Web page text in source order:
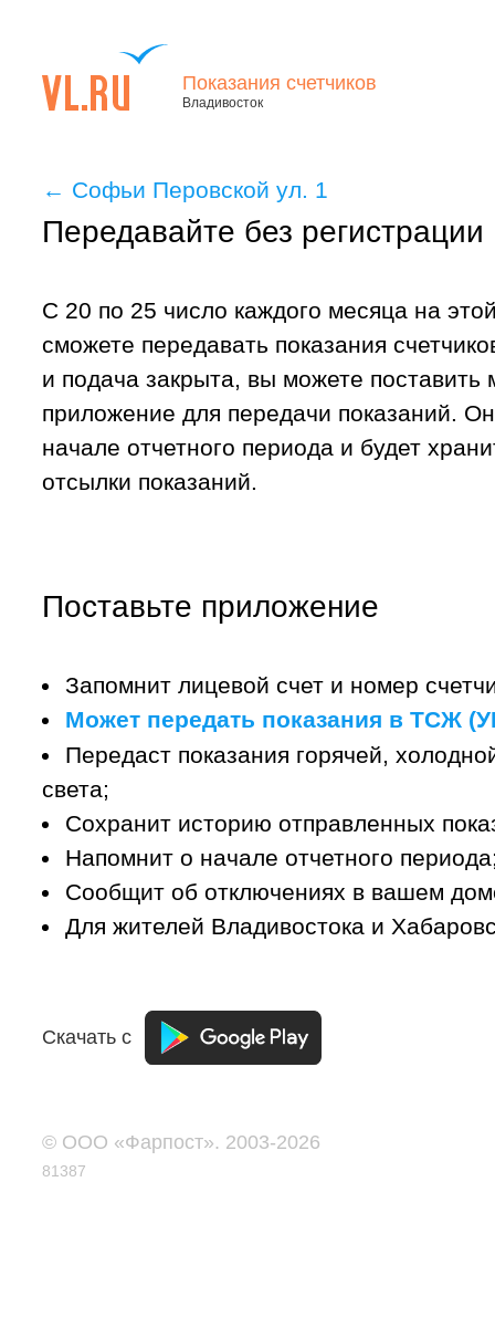
Показания счетчиков
Владивосток
← Софьи Перовской ул. 1
Передавайте без регистрации
С 20 по 25 число каждого месяца на
сможете передавать показания
и подача закрыта, вы можете поставить
приложение для передачи показаний.
начале отчетного периода и будет
отсылки показаний.
Поставьте приложение
Запомнит лицевой счет и номер
Может передать показания в ТСЖ
Передаст показания горячей,
света;
Сохранит историю отправленных
Напомнит о начале отчетного
Сообщит об отключениях в вашем
Для жителей Владивостока и
Скачать с
© ООО «Фарпост». 2003-2026
81387